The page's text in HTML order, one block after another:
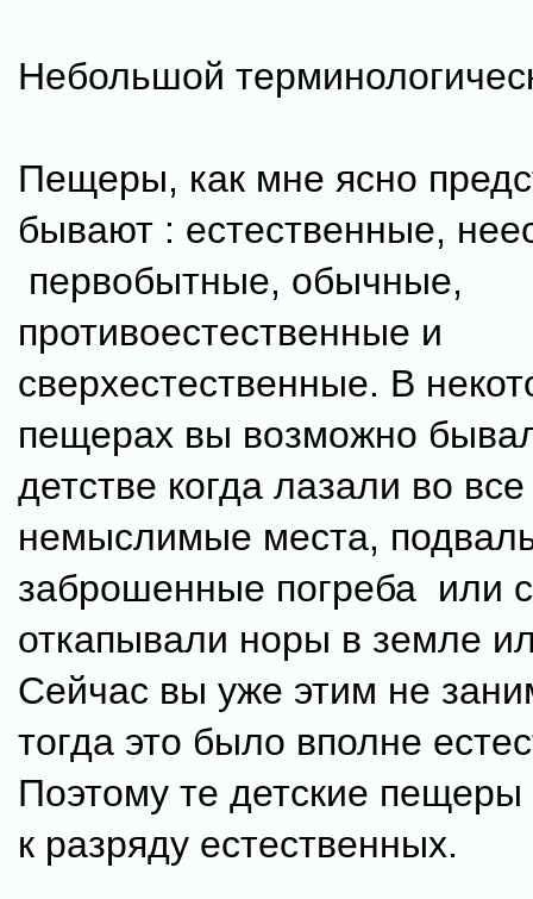
Небольшой
Пещеры, как мне ясно
бывают : естественные,
первобытные, обычные,
противоестественные и
сверхестественные. В
пещерах вы возможно
детстве когда лазали во все
немыслимые места,
заброшенные погреба или
откапывали норы в земле
Сейчас вы уже этим не
тогда это было вполне
Поэтому те детские
к разряду естественных.